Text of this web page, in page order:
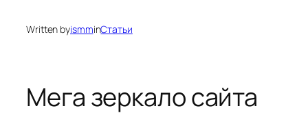
Written byismminСтатьи
Мега зеркало сайта